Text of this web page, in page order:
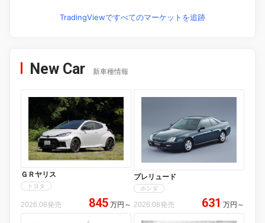
TradingViewですべてのマーケットを追跡
New Car 新車種情報
ＧＲヤリス
トヨタ
2026.08発売 845 万円 ～
プレリュード
ホンダ
2026.08発売 631 万円 ～